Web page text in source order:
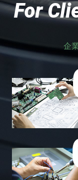
For
企